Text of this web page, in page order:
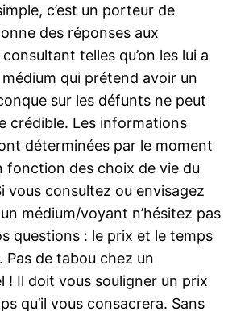
c’est un porteur de
des réponses aux
telles qu’on les lui a
qui prétend avoir un
sur les défunts ne peut
crédible. Les informations
déterminées par le moment
fonction des choix de vie du
vous consultez ou envisagez
médium/voyant n’hésitez pas
questions : le prix et le temps
Pas de tabou chez un
! Il doit vous souligner un prix
qu’il vous consacrera. Sans